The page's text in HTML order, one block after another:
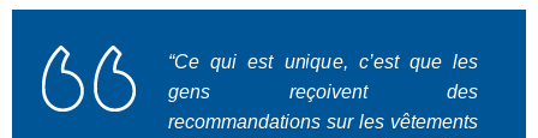
“Ce qui est unique, c’est que les
gens reçoivent des
recommandations sur les vêtements